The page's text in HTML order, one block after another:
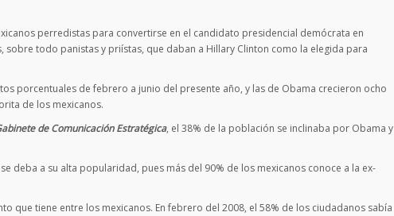
perredistas para convertirse en el candidato presidencial demócrata en
todo panistas y priístas, que daban a Hillary Clinton como la elegida para
porcentuales de febrero a junio del presente año, y las de Obama crecieron ocho
de los mexicanos.
de Comunicación Estratégica, el 38% de la población se inclinaba por Obama y
deba a su alta popularidad, pues más del 90% de los mexicanos conoce a la ex-
que tiene entre los mexicanos. En febrero del 2008, el 58% de los ciudadanos sabía